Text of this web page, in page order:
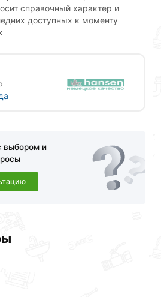
позиции, кликните
на товар Лейка Hansen для
3 функции H3012-2
и области.
оформлением
справочный характер и
доступных к моменту
выбором и